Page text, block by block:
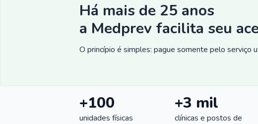
Há mais de 25 anos
a Medprev facilita seu
O princípio é simples: pague somente pelo serviço
+100
unidades físicas
+3 mil
clínicas e postos de